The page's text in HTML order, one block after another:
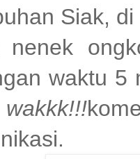
Siak,
nenek
waktu 5